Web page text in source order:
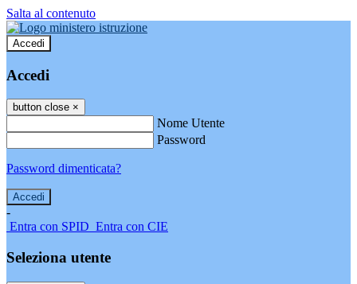
Salta al contenuto
Accedi
Accedi
button close ×
Nome Utente
Password
Password dimenticata?
-
Entra con SPID Entra con CIE
Seleziona utente